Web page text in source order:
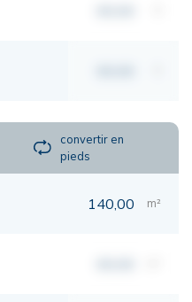
convertir en
pieds
140,00 m²